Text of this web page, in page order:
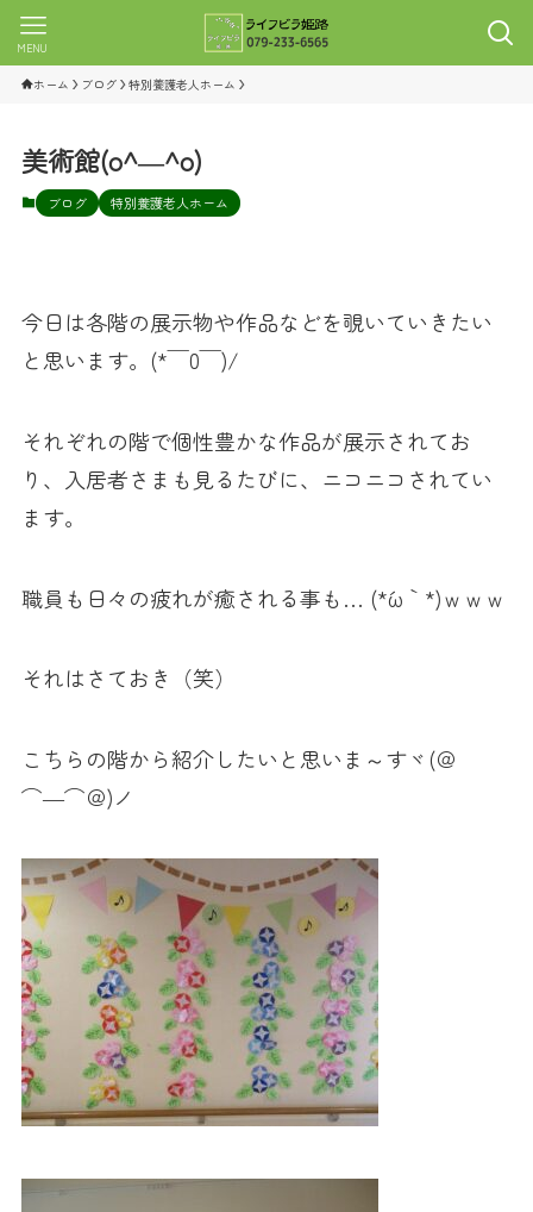
MENU
ホーム ブログ 特別養護老人ホーム
美術館(o^―^o)
ブログ 特別養護老人ホーム
今日は各階の展示物や作品などを覗いていきたい
と思います。(*￣0￣)/
それぞれの階で個性豊かな作品が展示されてお
り、入居者さまも見るたびに、ニコニコされてい
ます。
職員も日々の疲れが癒される事も… (*´ω｀*)ｗｗｗ
それはさておき（笑）
こちらの階から紹介したいと思いま～すヾ(＠
⌒―⌒＠)ノ